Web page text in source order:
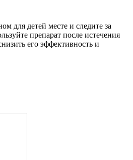
для детей месте и следите за
препарат после истечения
его эффективность и